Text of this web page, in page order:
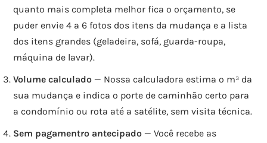
quanto mais completa melhor fica o orçamento, se
puder envie 4 a 6 fotos dos itens da mudança e a lista
dos itens grandes (geladeira, sofá, guarda-roupa,
máquina de lavar).
Volume calculado — Nossa calculadora estima o m³ da
sua mudança e indica o porte de caminhão certo para
a condomínio ou rota até a satélite, sem visita técnica.
Sem pagamentro antecipado — Você recebe as